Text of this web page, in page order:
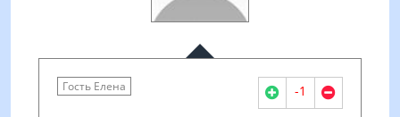
Гость Елена -1